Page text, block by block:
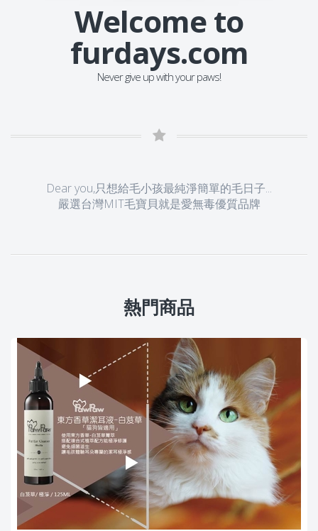
Welcome to
furdays.com
Never give up with your paws!
Dear you,只想給毛小孩最純淨簡單的毛日子...
嚴選台灣MIT毛寶貝就是愛無毒優質品牌
熱門商品